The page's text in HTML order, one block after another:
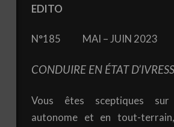
EDITO
N°185 MAI – JUIN 2023
CONDUIRE EN ÉTAT
Vous êtes sceptiques
autonome et en tout-terrain,